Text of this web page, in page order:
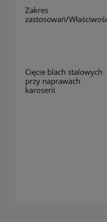
Zakres
zastosowań/
Cięcie blach stalowych
przy naprawach
karoserii